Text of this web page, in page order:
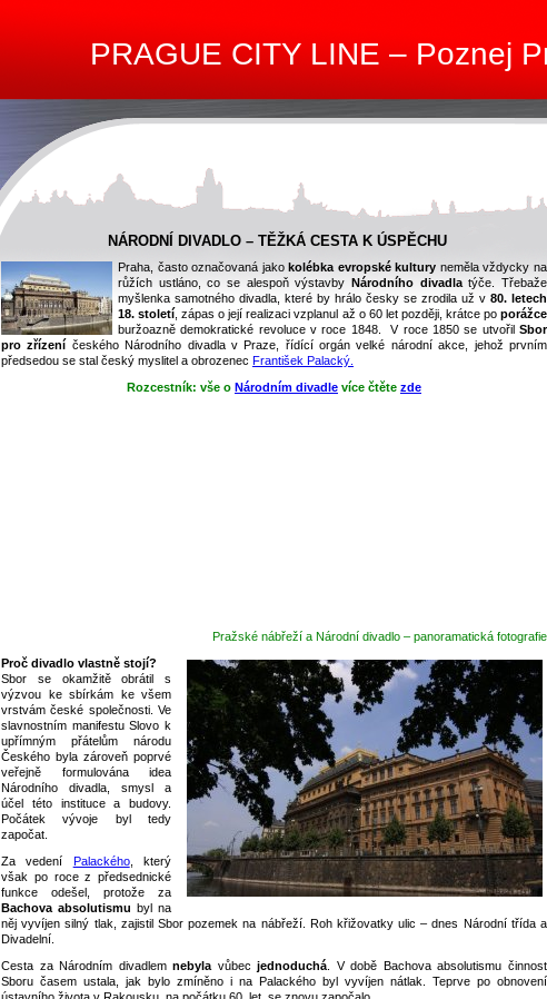
PRAGUE CITY LINE – Poznej
NÁRODNÍ DIVADLO – TĚŽKÁ CESTA K ÚSPĚCHU
Praha, často označovaná jakokolébka evropské kultury neměla vždycky na
růžích ustláno, co se alespoň výstavby Národního divadlatýče. Třebaže
myšlenka samotného divadla, které by hrálo česky se zrodila už v 80. letech
18. století , zápas o její realizaci vzplanul až o 60 let později, krátce poporážce
buržoazně demokratické revoluce v roce 1848. V roce 1850 se utvořil Sbor
pro zřízení českého Národního divadla v Praze, řídící orgán velké národní akce, jehož prvním
předsedou se stal český myslitel a obrozenec František Palacký.
Rozcestník: vše o Národním divadle více čtěte zde
Pražské nábřeží a Národní divadlo – panoramatická fotografie
Proč divadlo vlastně stojí?
Sbor se okamžitě obrátil s
výzvou ke sbírkám ke všem
vrstvám české společnosti. Ve
slavnostním manifestu Slovo k
upřímným přátelům národu
Českého byla zároveň poprvé
veřejně formulována idea
Národního divadla, smysl a
účel této instituce a budovy.
Počátek vývoje byl tedy
započat.
Za vedení Palackého, který
však po roce z předsednické
funkce odešel, protože za
Bachova absolutismu byl na
něj vyvíjen silný tlak, zajistil Sbor pozemek na nábřeží. Roh křižovatky ulic – dnes Národní třída a
Divadelní.
Cesta za Národním divadlemnebyla vůbecjednoduchá . V době Bachova absolutismu činnost
Sboru časem ustala, jak bylo zmíněno i na Palackého byl vyvíjen nátlak. Teprve po obnovení